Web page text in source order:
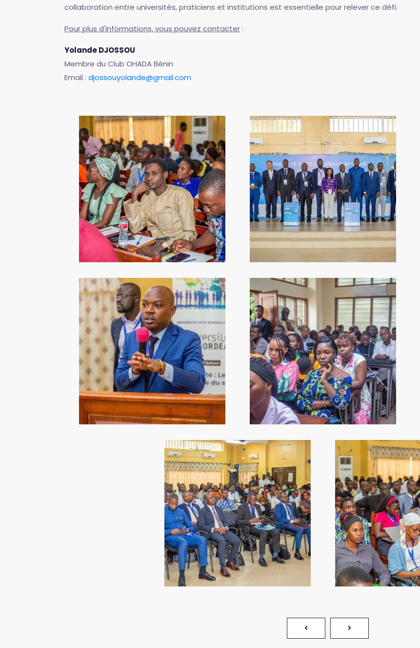
collaboration entre universités, praticiens et institutions est essentielle pour relever ce défi.
Pour plus d'informations, vous pouvez contacter :
Yolande DJOSSOU
Membre du Club OHADA Bénin
Email : djossouyolande@gmail.com